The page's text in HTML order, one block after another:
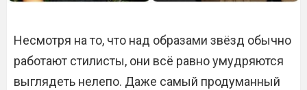
Несмотря на то, что над образами звёзд обычно
работают стилисты, они всё равно умудряются
выглядеть нелепо. Даже самый продуманный